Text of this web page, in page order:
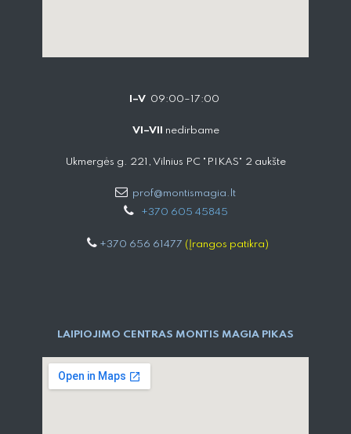
I–V 09:00–17:00
VI–VII nedirbame
Ukmergės g. 221, Vilnius PC "PIKAS" 2 aukšte
prof@montismagia.lt
+370 605 4584​5
+370 656 61477 (Įrangos patikra)
LAIPIOJIMO CENTRAS MONTIS MAGIA PIKAS